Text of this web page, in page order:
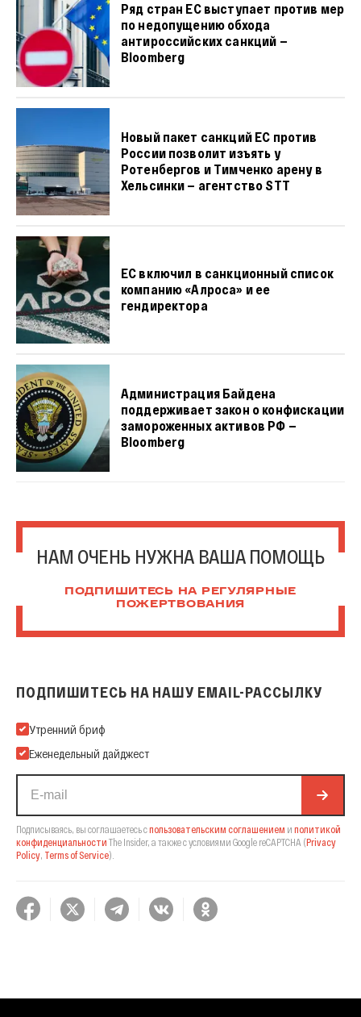
Ряд стран ЕС выступает против мер
по недопущению обхода
антироссийских санкций —
Bloomberg
Новый пакет санкций ЕС против
России позволит изъять у
Ротенбергов и Тимченко арену в
Хельсинки — агентство STT
ЕС включил в санкционный список
компанию «Алроса» и ее
гендиректора
Администрация Байдена
поддерживает закон о конфискации
замороженных активов РФ —
Bloomberg
НАМ ОЧЕНЬ НУЖНА ВАША ПОМОЩЬ
ПОДПИШИТЕСЬ НА РЕГУЛЯРНЫЕ
ПОЖЕРТВОВАНИЯ
ПОДПИШИТЕСЬ НА НАШУ EMAIL-РАССЫЛКУ
Подпишитесь на нашу Email-рассылку
Утренний бриф
Еженедельный дайджест
Подписываясь, вы соглашаетесь спользовательским соглашением и политикой
конфиденциальности The Insider, а также с условиями Google reCAPTCHA (Privacy
Policy, Terms of Service).